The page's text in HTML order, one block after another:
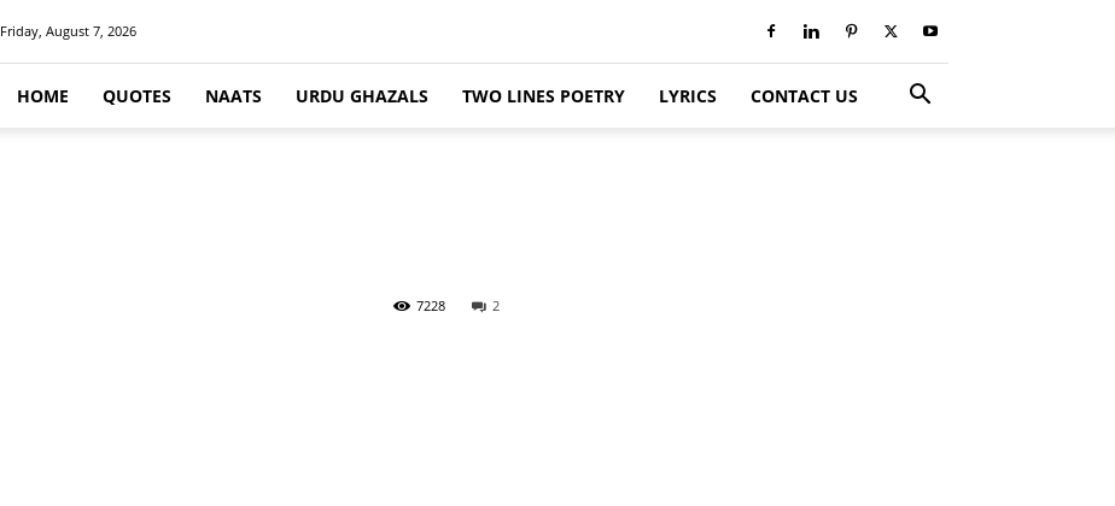
Friday, August 7, 2026
HOME QUOTES NAATS URDU GHAZALS TWO LINES POETRY LYRICS CONTACT US
2
7228